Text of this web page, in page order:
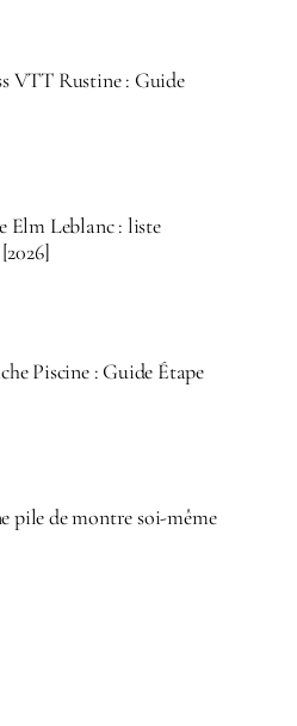
VTT Rustine : Guide
Elm Leblanc : liste
Piscine : Guide Étape
pile de montre soi-même